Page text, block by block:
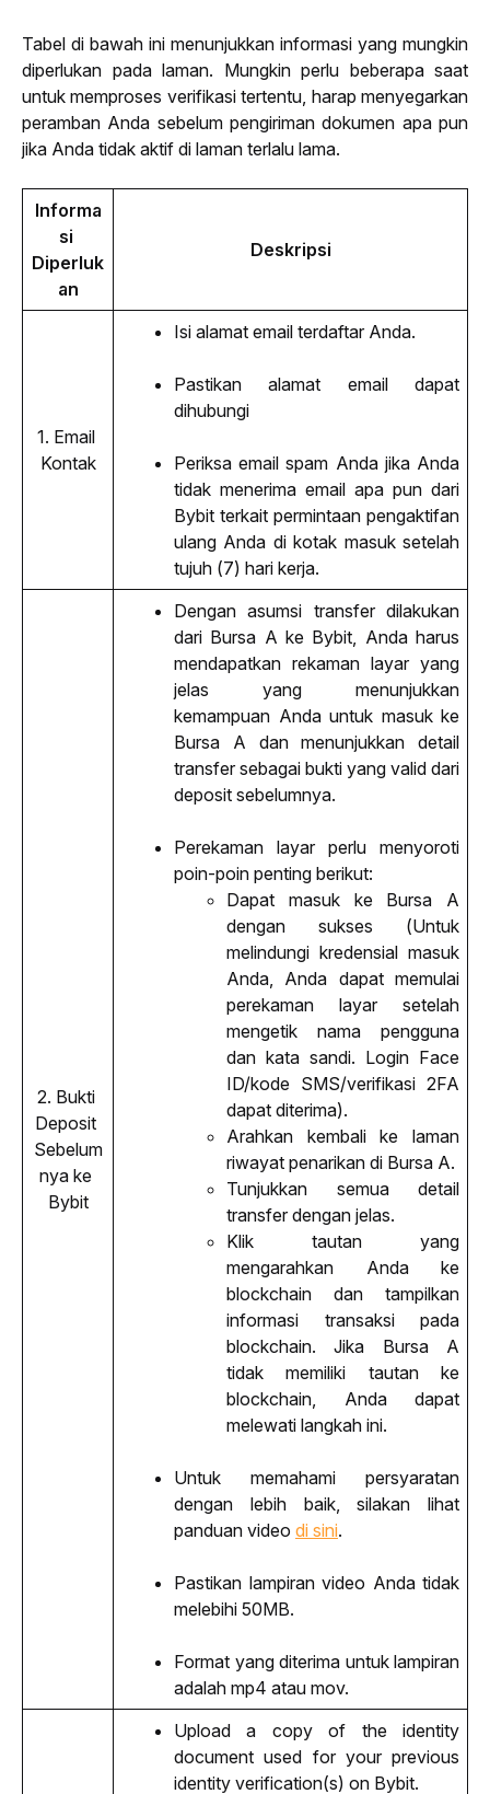
Tabel di bawah ini menunjukkan informasi yang mungkin
diperlukan pada laman. Mungkin perlu beberapa saat
untuk memproses verifikasi tertentu, harap menyegarkan
peramban Anda sebelum pengiriman dokumen apa pun
jika Anda tidak aktif di laman terlalu lama.
Informa
si
Diperluk
an
Deskripsi
1. Email
Kontak
Isi alamat email terdaftar Anda.
Pastikan alamat email dapat
dihubungi
Periksa email spam Anda jika Anda
tidak menerima email apa pun dari
Bybit terkait permintaan pengaktifan
ulang Anda di kotak masuk setelah
tujuh (7) hari kerja.
2. Bukti
Deposit
Sebelum
nya ke
Bybit
Dengan asumsi transfer dilakukan
dari Bursa A ke Bybit, Anda harus
mendapatkan rekaman layar yang
jelas yang menunjukkan
kemampuan Anda untuk masuk ke
Bursa A dan menunjukkan detail
transfer sebagai bukti yang valid dari
deposit sebelumnya.
Perekaman layar perlu menyoroti
poin-poin penting berikut:
Dapat masuk ke Bursa A
dengan sukses (Untuk
melindungi kredensial masuk
Anda, Anda dapat memulai
perekaman layar setelah
mengetik nama pengguna
dan kata sandi. Login Face
ID/kode SMS/verifikasi 2FA
dapat diterima).
Arahkan kembali ke laman
riwayat penarikan di Bursa A.
Tunjukkan semua detail
transfer dengan jelas.
Klik tautan yang
mengarahkan Anda ke
blockchain dan tampilkan
informasi transaksi pada
blockchain. Jika Bursa A
tidak memiliki tautan ke
blockchain, Anda dapat
melewati langkah ini.
Untuk memahami persyaratan
dengan lebih baik, silakan lihat
panduan video di sini.
Pastikan lampiran video Anda tidak
melebihi 50MB.
Format yang diterima untuk lampiran
adalah mp4 atau mov.
Upload a copy of the identity
document used for your previous
identity verification(s) on Bybit.